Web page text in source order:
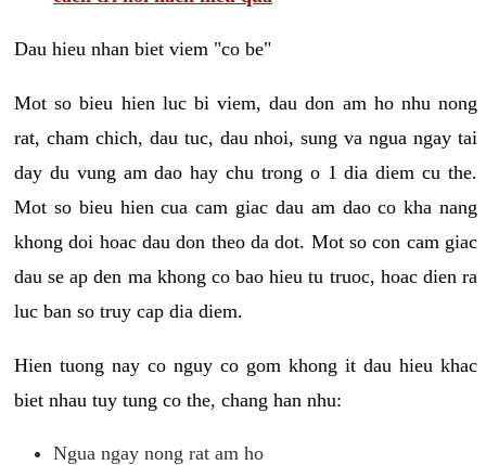
Dau hieu nhan biet viem "co be"
Mot so bieu hien luc bi viem, dau don am ho nhu nong
rat, cham chich, dau tuc, dau nhoi, sung va ngua ngay tai
day du vung am dao hay chu trong o 1 dia diem cu the.
Mot so bieu hien cua cam giac dau am dao co kha nang
khong doi hoac dau don theo da dot. Mot so con cam giac
dau se ap den ma khong co bao hieu tu truoc, hoac dien ra
luc ban so truy cap dia diem.
Hien tuong nay co nguy co gom khong it dau hieu khac
biet nhau tuy tung co the, chang han nhu:
Ngua ngay nong rat am ho